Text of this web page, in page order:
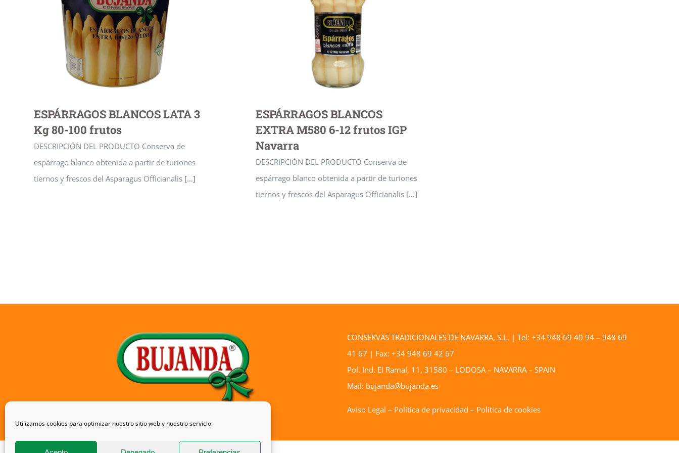
Utilizamos cookies para optimizar nuestro sitio web y nuestro servicio.
ESPÁRRAGOS BLANCOS LATA 3
Kg 80-100 frutos
DESCRIPCIÓN DEL PRODUCTO Conserva de
espárrago blanco obtenida a partir de turiones
tiernos y frescos del Asparagus Officianalis [...]
ESPÁRRAGOS BLANCOS
EXTRA M580 6-12 frutos IGP
Navarra
DESCRIPCIÓN DEL PRODUCTO Conserva de
espárrago blanco obtenida a partir de turiones
tiernos y frescos del Asparagus Officianalis [...]
CONSERVAS TRADICIONALES DE NAVARRA, S.L. | Tel: +34 948 69 40 94 – 948 69
41 67 | Fax: +34 948 69 42 67
Pol. Ind. El Ramal, 11, 31580 – LODOSA – NAVARRA – SPAIN
Mail: bujanda@bujanda.es
Aviso Legal – Política de privacidad – Política de cookies